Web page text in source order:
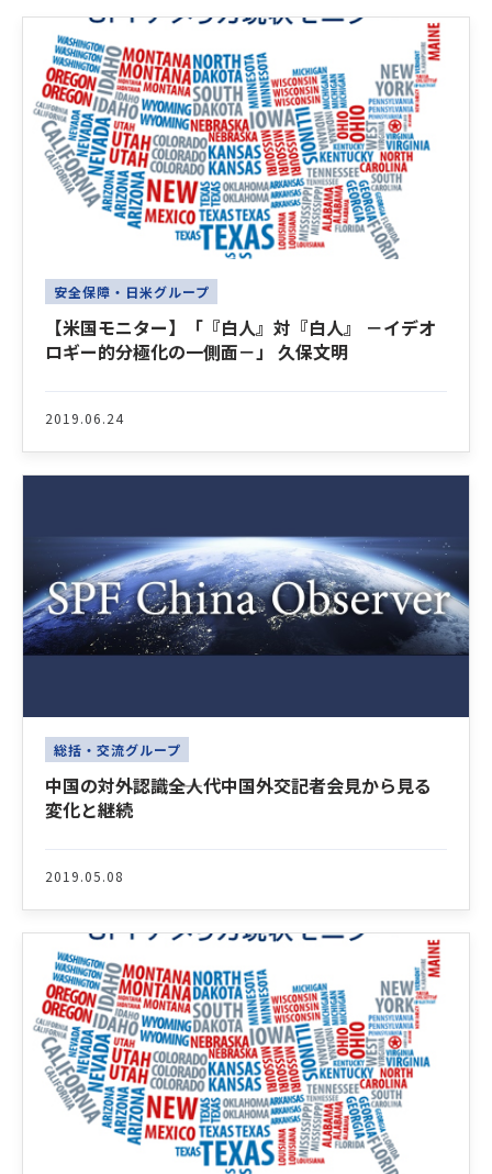
Latest News
安全保障・日米グループ
【米国モニター】「『白人』対『白人』 －イデオ
ロギー的分極化の一側面－」 久保文明
2019.06.24
総括・交流グループ
中国の対外認識――全人代中国外交記者会見から見る
変化と継続
2019.05.08